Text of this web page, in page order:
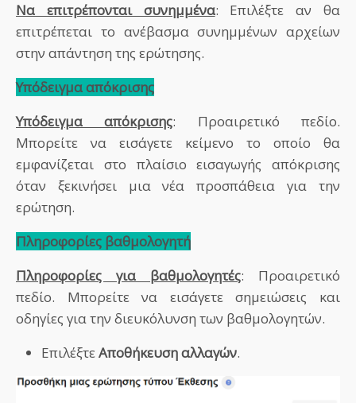
Να επιτρέπονται συνημμένα: Επιλέξτε αν θα
επιτρέπεται το ανέβασμα συνημμένων αρχείων
στην απάντηση της ερώτησης.
Υπόδειγμα απόκρισης
Υπόδειγμα απόκρισης: Προαιρετικό πεδίο.
Μπορείτε να εισάγετε κείμενο το οποίο θα
εμφανίζεται στο πλαίσιο εισαγωγής απόκρισης
όταν ξεκινήσει μια νέα προσπάθεια για την
ερώτηση.
Πληροφορίες βαθμολογητή
Πληροφορίες για βαθμολογητές: Προαιρετικό
πεδίο. Μπορείτε να εισάγετε σημειώσεις και
οδηγίες για την διευκόλυνση των βαθμολογητών.
ΕπιλέξτεΑποθήκευση αλλαγών.